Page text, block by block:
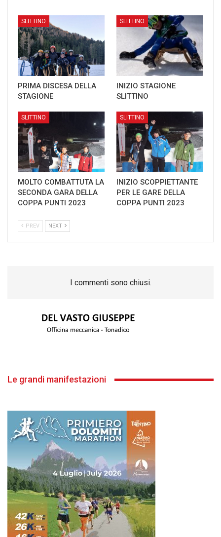
SLITTINO
PRIMA DISCESA DELLA
STAGIONE
SLITTINO
INIZIO STAGIONE
SLITTINO
SLITTINO
MOLTO COMBATTUTA LA
SECONDA GARA DELLA
COPPA PUNTI 2023
SLITTINO
INIZIO SCOPPIETTANTE
PER LE GARE DELLA
COPPA PUNTI 2023
PREV NEXT
I commenti sono chiusi.
Le grandi manifestazioni